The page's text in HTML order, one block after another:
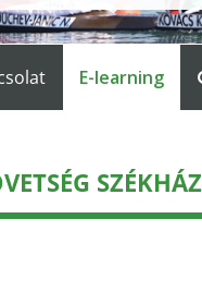
E-learning